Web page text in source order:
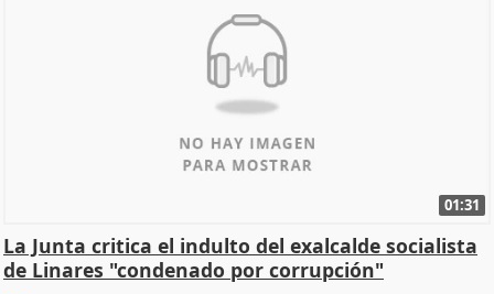
01:31
La Junta critica el indulto del exalcalde socialista
de Linares "condenado por corrupción"